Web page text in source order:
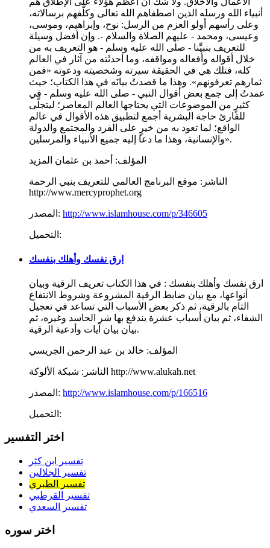
أنبياء الله ورسله الذين اصطفاهم الله تعالى وكلَّفهم برسالاته،
وعلى رأسهم أولو العزم من الرسل: نوح، وإبراهيم، وموسى،
وعيسى، ومحمد - عليهم الصلاة والسلام -. وإن أفضل وسيلة
للتعريف بنبيِّنا - صلى الله عليه وسلم - هو التعريف به من
خلال أقواله وأفعاله ومواقفه، وما أحدثَته من آثار في العالم
كله، فتلك هي في الحقيقة سيرته وشخصيته ودعوته «فمن
ثمارهم تعرفونهم». وهذا ما قصدتُ بيانَه في هذا الكتاب؛ حيث
عمدتُ إلى جمع بعض أقوال النبي - صلى الله عليه وسلم - في
كثيرٍ من الموضوعات التي يحتاجها العالم المعاصر؛ ليتجلَّى
للقارئ حاجة البشرية أجمع لتطبيق هذه الأقوال في عالم
الواقع؛ لما تعود به من خيرٍ على الفرد والمجتمع والدولة
والإنسانية، وهذا ما دعا إليه جميع الأنبياء والمرسلين».
المؤلف: أحمد بن عثمان المزيد
الناشر: موقع البرنامج العالمي للتعريف بنبي الرحمة
http://www.mercyprophet.org
المصدر: http://www.islamhouse.com/p/346605
التحميل:
ارق نفسك وأهلك بنفسك
ارق نفسك وأهلك بنفسك : في هذا الكتاب تعريف الرقية وبيان
أنواعها، مع بيان ضابط الرقية المشروعة وشروط الانتفاع
التام بالرقية، ثم ذكر بعض الأسباب التي تساعد في تعجيل
الشفاء، ثم بيان أسباب عشرة يندفع بها شر الحاسد وغيره، ثم
بيان بيان آيات وأدعية الرقية.
المؤلف: خالد بن عبد الرحمن الجريسي
الناشر: شبكة الألوكة http://www.alukah.net
المصدر: http://www.islamhouse.com/p/166516
التحميل:
اختر التفسير
تفسير ابن كثر
تفسير الجلالين
تفسير الطبري
تفسير القرطبي
تفسير السعدي
اختر سوره